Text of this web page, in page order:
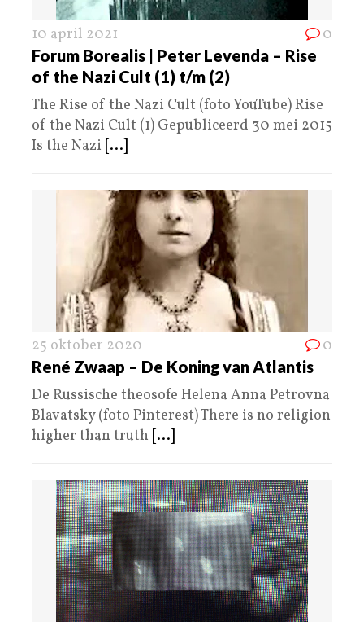
10 april 2021 0
Forum Borealis | Peter Levenda – Rise
of the Nazi Cult (1) t/m (2)
The Rise of the Nazi Cult (foto YouTube) Rise
of the Nazi Cult (1) Gepubliceerd 30 mei 2015
Is the Nazi [...]
25 oktober 2020 0
René Zwaap – De Koning van Atlantis
De Russische theosofe Helena Anna Petrovna
Blavatsky (foto Pinterest) There is no religion
higher than truth [...]